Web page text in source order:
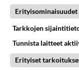
tiedejulkaisuihin
Erityisominaisuudet
Tarkkojen
Tunnista laitteet
Erityiset